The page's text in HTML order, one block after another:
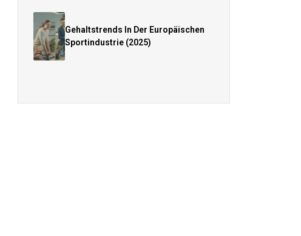
Gehaltstrends In Der Europäischen
Sportindustrie (2025)